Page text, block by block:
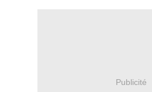
Publicité